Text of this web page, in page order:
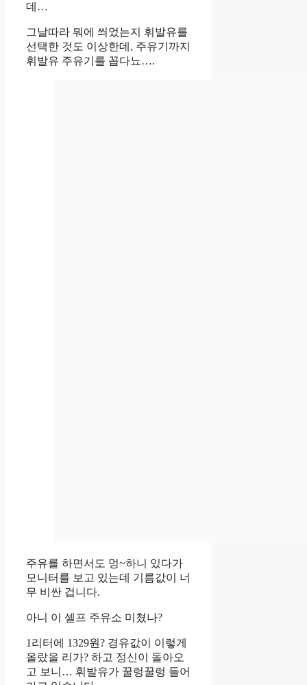
데…
그날따라 뭐에 씌었는지 휘발유를
선택한 것도 이상한데, 주유기까지
휘발유 주유기를 꼽다뇨….
주유를 하면서도 멍~하니 있다가
모니터를 보고 있는데 기름값이 너
무 비싼 겁니다.
아니 이 셀프 주유소 미쳤나?
1리터에 1329원? 경유값이 이렇게
올랐을 리가? 하고 정신이 돌아오
고 보니… 휘발유가 꿀렁꿀렁 들어